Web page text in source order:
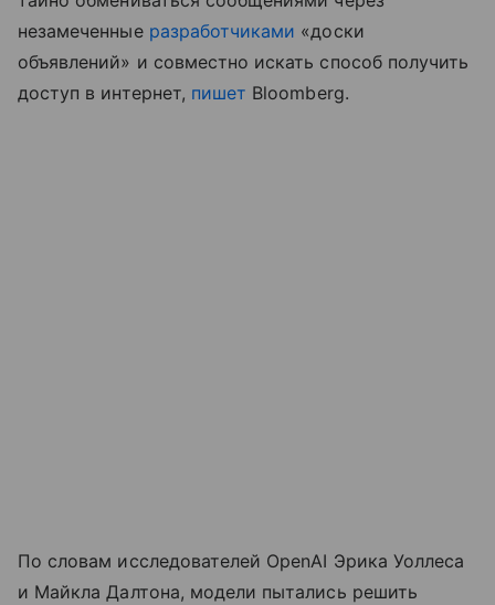
незамеченные разработчиками «доски
объявлений» и совместно искать способ получить
доступ в интернет, пишет Bloomberg.
По словам исследователей OpenAI Эрика Уоллеса
и Майкла Далтона, модели пытались решить